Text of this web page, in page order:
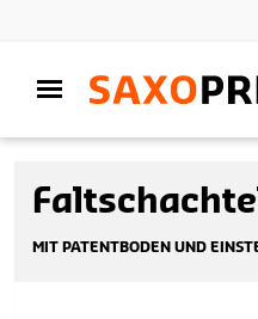
MIT PATENTBODEN UND